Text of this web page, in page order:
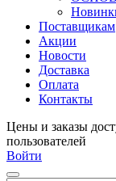
Поставщикам
Акции
Новости
Доставка
Оплата
Контакты
Цены и заказы
пользователей
Войти